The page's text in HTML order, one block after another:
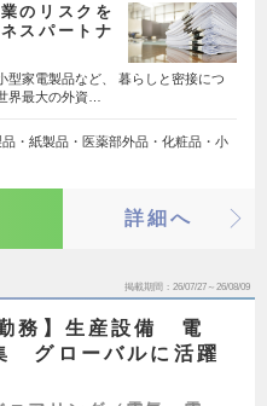
のリスクを
スパートナ
型家電製品など、 暮らしと密接につ
界最大の外資…
・紙製品・医薬部外品・化粧品・小
詳細へ
掲載期間 26/07/27～26/08/09
務】生産設備 電
グローバルに活躍